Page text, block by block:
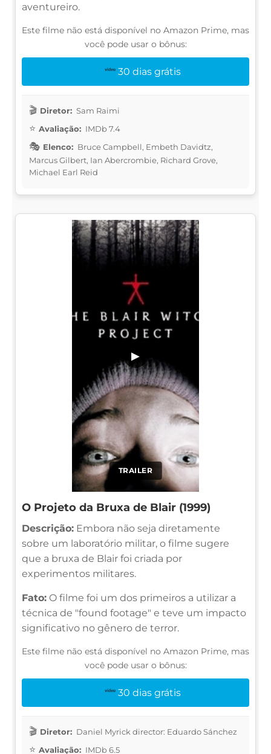
aventureiro.
Este filme não está disponível no Amazon Prime, mas
você pode usar o bônus:
30 dias grátis
Diretor: Sam Raimi
Avaliação: IMDb 7.4
Elenco: Bruce Campbell, Embeth Davidtz,
Marcus Gilbert, Ian Abercrombie, Richard Grove,
Michael Earl Reid
TRAILER
▶
O Projeto da Bruxa de Blair (1999)
Descrição: Embora não seja diretamente
sobre um laboratório militar, o filme sugere
que a bruxa de Blair foi criada por
experimentos militares.
Fato: O filme foi um dos primeiros a utilizar a
técnica de "found footage" e teve um impacto
significativo no gênero de terror.
Este filme não está disponível no Amazon Prime, mas
você pode usar o bônus:
30 dias grátis
Diretor: Daniel Myrick director: Eduardo Sánchez
Avaliação: IMDb 6.5